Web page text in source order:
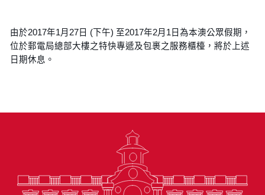
由於2017年1月27日 (下午) 至2017年2月1日為本澳公眾假期，
位於郵電局總部大樓之特快專遞及包裹之服務櫃檯，將於上述
日期休息。